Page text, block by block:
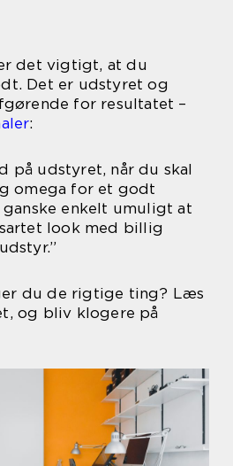
det vigtigt, at du
Det er udstyret og
for resultatet –
:
på udstyret, når du skal
omega for et godt
enkelt umuligt at
look med billig
du de rigtige ting? Læs
og bliv klogere på